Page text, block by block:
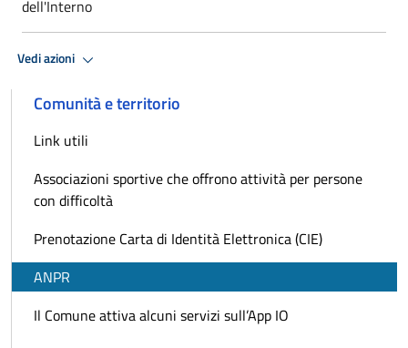
dell'Interno
Vedi azioni
Comunità e territorio
Link utili
Associazioni sportive che offrono attività per persone
con difficoltà
Prenotazione Carta di Identità Elettronica (CIE)
ANPR
Il Comune attiva alcuni servizi sull’App IO